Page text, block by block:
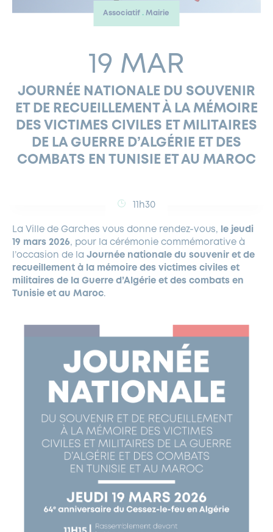
GÉRER MES DÉCHETS
EAU POTABLE ET ASSAINISSEMENT
DÉCLARATION DE CATASTROPHE NATURELLE
LOCATION DE SALLES
INFORMATIONS PRATIQUES
MIEUX CONSOMMER
SUBVENTIONS
COMMUNICATIONS ADMINISTRATIVES
PANNEAUX D’AFFICHAGE LIBRE
PARTENAIRES INSTITUTIONNELS
GRÖBENZELL
LE BEGM THÉTIS
ANCIENS COMBATTANTS ET MÉMOIRE
DÉVELOPPEMENT DURABLE
ÉCONOMIES D’ÉNERGIE
UNE NAISSANCE, UN ARBRE
GESTION DU PATRIMOINE ARBORÉ
Associatif Mairie
19 MAR
JOURNÉE NATIONALE DU SOUVENIR
ET DE RECUEILLEMENT À LA MÉMOIRE
DES VICTIMES CIVILES ET MILITAIRES
DE LA GUERRE D’ALGÉRIE ET DES
COMBATS EN TUNISIE ET AU MAROC
11h30
La Ville de Garches vous donne rendez-vous,
le jeudi
19 mars 2026, pour la cérémonie commémorative à
l’occasion de la Journée nationale du souvenir et de
recueillement à la mémoire des victimes civiles et
militaires de la Guerre d’Algérie et des combats en
Tunisie et au Maroc.